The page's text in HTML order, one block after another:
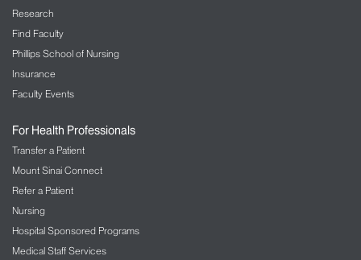
Research
Find Faculty
Phillips School of Nursing
Insurance
Faculty Events
For Health Professionals
Transfer a Patient
Mount Sinai Connect
Refer a Patient
Nursing
Hospital Sponsored Programs
Medical Staff Services